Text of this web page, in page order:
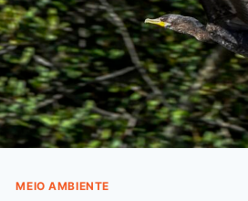
MEIO AMBIENTE